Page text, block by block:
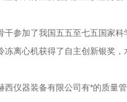
加了我国五五至七五国家科
冻离心机获得了自主创新银奖，
器装备有限公司有*的质量管